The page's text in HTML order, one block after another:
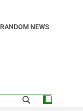
RANDOM NEWS